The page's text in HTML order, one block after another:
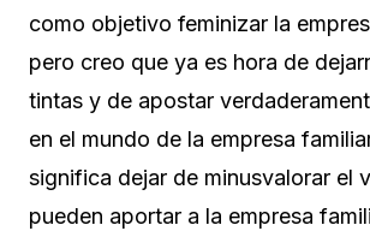
como objetivo feminizar la
pero creo que ya es hora de
tintas y de apostar
en el mundo de la empresa
significa dejar de minusvalorar el
pueden aportar a la empresa